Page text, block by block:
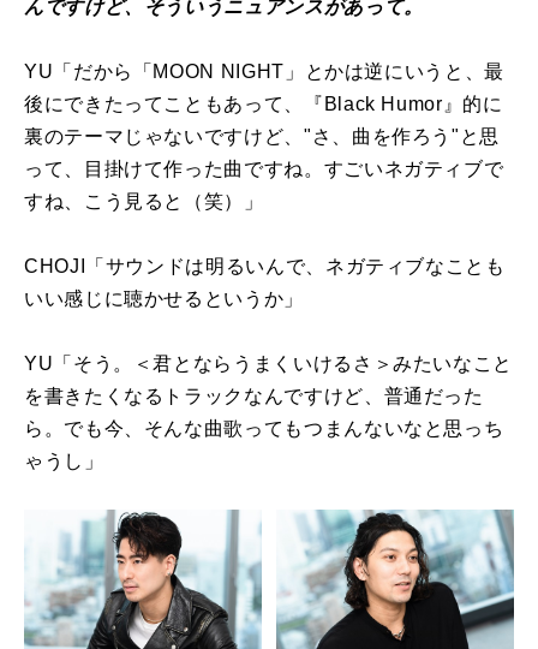
んですけど、そういうニュアンスがあって。
YU「だから「MOON NIGHT」とかは逆にいうと、最
後にできたってこともあって、『Black Humor』的に
裏のテーマじゃないですけど、"さ、曲を作ろう"と思
って、目掛けて作った曲ですね。すごいネガティブで
すね、こう見ると（笑）」
CHOJI「サウンドは明るいんで、ネガティブなことも
いい感じに聴かせるというか」
YU「そう。＜君とならうまくいけるさ＞みたいなこと
を書きたくなるトラックなんですけど、普通だった
ら。でも今、そんな曲歌ってもつまんないなと思っち
ゃうし」